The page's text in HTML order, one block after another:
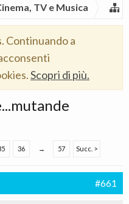
TV e Musica
Continuando a
Scopri di più.
36 → 57 Succ. >
#661